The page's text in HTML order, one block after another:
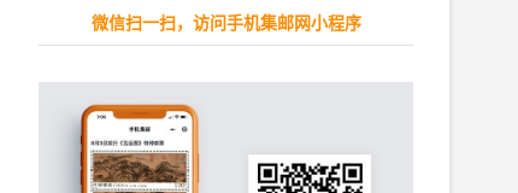
微信扫一扫，访问手机集邮网小程序